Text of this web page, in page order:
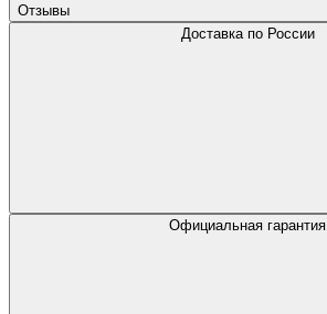
Отзывы
Доставка по России
Официальная гарантия